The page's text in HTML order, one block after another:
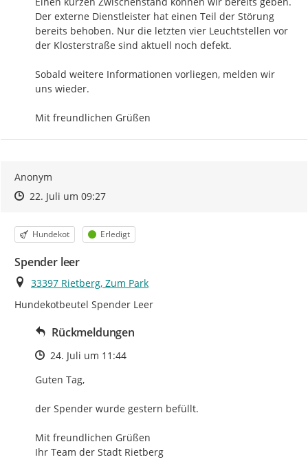
Der externe Dienstleister hat einen Teil der Störung
bereits behoben. Nur die letzten vier Leuchtstellen vor
der Klosterstraße sind aktuell noch defekt.
Sobald weitere Informationen vorliegen, melden wir
uns wieder.
Mit freundlichen Grüßen
Anonym
Zeitpunkt des Erstellens
Zeitpunkt des Erstellens
22. Juli um 09:27Zur Äußerung
Kategorie
Hundekot Status
Erledigt
Spender leer
Ort
33397 Rietberg, Zum Park
Hundekotbeutel Spender Leer
Rückmeldungen
Zeitpunkt des Erstellens
24. Juli um 11:44
Guten Tag,
der Spender wurde gestern befüllt.
Mit freundlichen Grüßen
Ihr Team der Stadt Rietberg